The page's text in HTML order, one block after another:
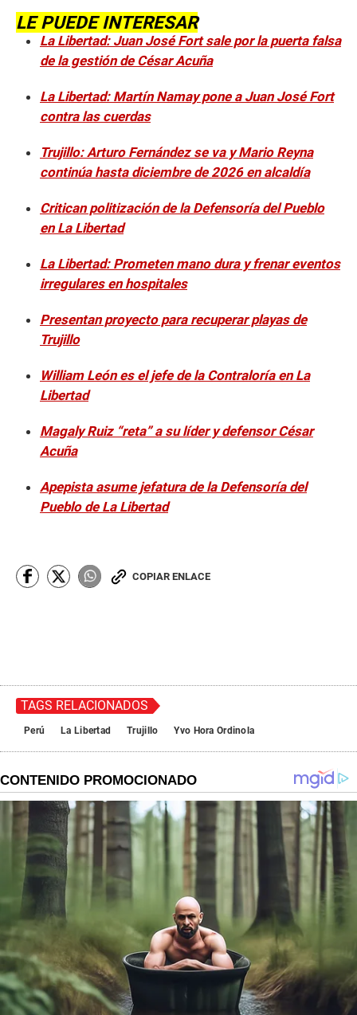
LE PUEDE INTERESAR
La Libertad: Juan José Fort sale por la puerta falsa
de la gestión de César Acuña
La Libertad: Martín Namay pone a Juan José Fort
contra las cuerdas
Trujillo: Arturo Fernández se va y Mario Reyna
continúa hasta diciembre de 2026 en alcaldía
Critican politización de la Defensoría del Pueblo
en La Libertad
La Libertad: Prometen mano dura y frenar eventos
irregulares en hospitales
Presentan proyecto para recuperar playas de
Trujillo
William León es el jefe de la Contraloría en La
Libertad
Magaly Ruiz “reta” a su líder y defensor César
Acuña
Apepista asume jefatura de la Defensoría del
Pueblo de La Libertad
COPIAR ENLACE
TAGS RELACIONADOS
Perú La Libertad Trujillo Yvo Hora Ordinola